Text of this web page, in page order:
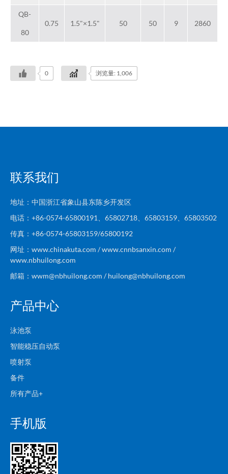
QB-
80
0.75 1.5"×1.5" 50 50 9 2860
0 浏览量: 1,006
联系我们
地址：中国浙江省象山县东陈乡开发区
电话：+86-0574-65800191、65802718、65803159、65803502
传真：+86-0574-65803159/65800192
网址：www.chinakuta.com / www.cnnbsanxin.com /
www.nbhuilong.com
邮箱：wwm@nbhuilong.com / huilong@nbhuilong.com
产品中心
泳池泵
智能稳压自动泵
喷射泵
备件
所有产品+
手机版